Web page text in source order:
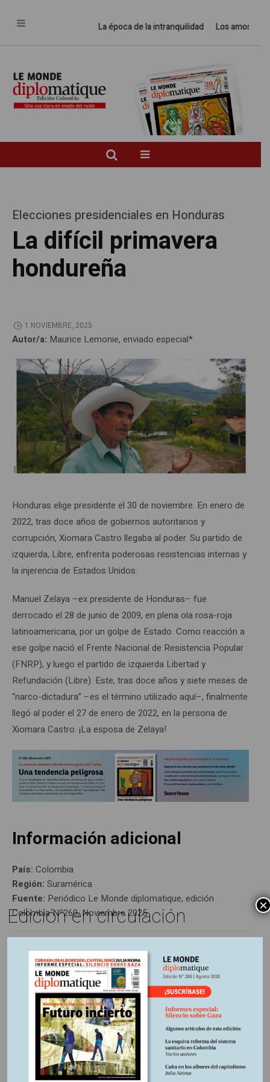
La época de la intranquilidad Los amos del
Elecciones presidenciales en Honduras
La difícil primavera
hondureña
1 NOVIEMBRE, 2025
Autor/a: Maurice Lemonie, enviado especial*
Honduras elige presidente el 30 de noviembre. En enero de
2022, tras doce años de gobiernos autoritarios y
corrupción, Xiomara Castro llegaba al poder. Su partido de
izquierda, Libre, enfrenta poderosas resistencias internas y
la injerencia de Estados Unidos.
Manuel Zelaya –ex presidente de Honduras– fue
derrocado el 28 de junio de 2009, en plena ola rosa-roja
latinoamericana, por un golpe de Estado. Como reacción a
ese golpe nació el Frente Nacional de Resistencia Popular
(FNRP), y luego el partido de izquierda Libertad y
Refundación (Libre). Este, tras doce años y siete meses de
“narco-dictadura” –es el término utilizado aquí–, finalmente
llegó al poder el 27 de enero de 2022, en la persona de
Xiomara Castro. ¡La esposa de Zelaya!
Información adicional
País: Colombia
Región: Suramérica
Fuente: Periódico Le Monde diplomatique, edición
Colombia Nº260, Noviembre 2025
Otros Artículos
LIBROS RESEÑADOS SIN CATEGORÍA
Edición en circulación ×